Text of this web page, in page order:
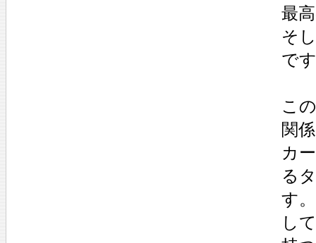
最
そ
で
こ
関
カ
る
す
し